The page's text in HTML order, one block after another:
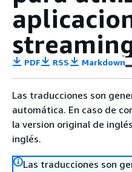
PDF RSS Markdown
Las traducciones son
automática. En caso de
la version original de
inglés.
Las traducciones son